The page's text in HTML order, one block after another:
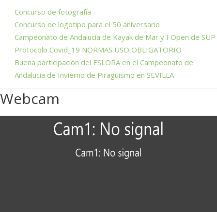
Concurso de fotografía
Concurso de logotipo para el 50 aniversario
Campeonato de Andalucía de Kayak de Mar y I Open de SUP
Protocolo Covid_19 NORMAS USO OBLIGATORIO
Buena participación del ESLORA en el Campeonato de
Andalucia de Invierno de Piraguismo en SEVILLA
Webcam